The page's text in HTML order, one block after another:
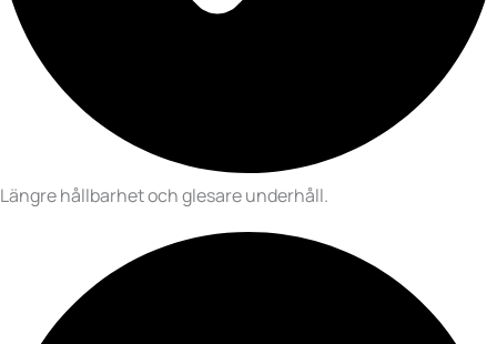
Längre hållbarhet och glesare underhåll.